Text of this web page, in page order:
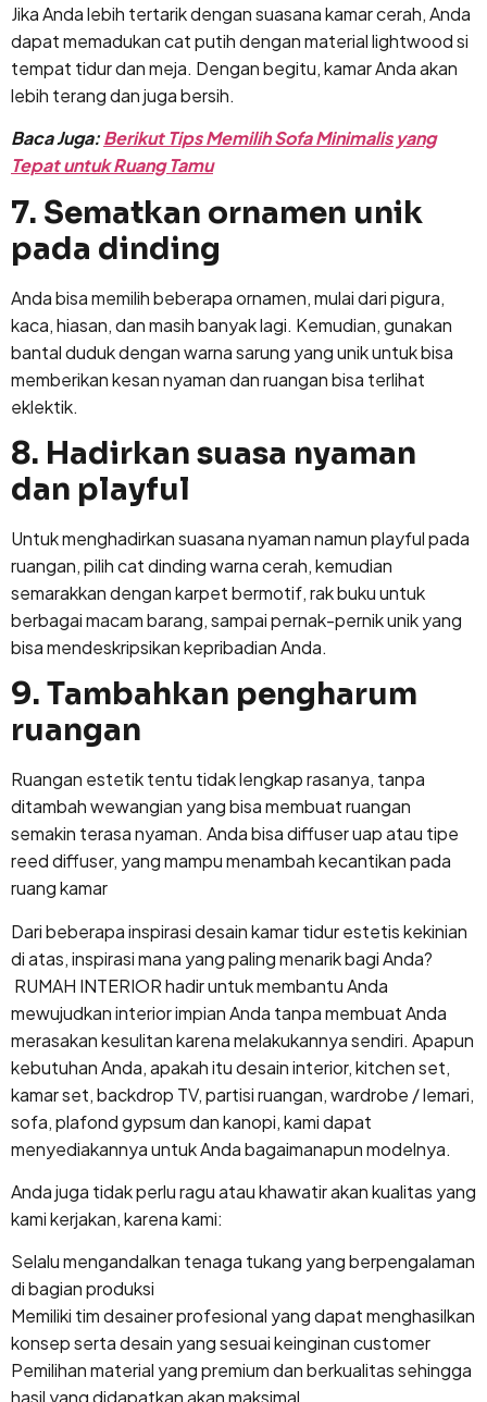
Jika Anda lebih tertarik dengan suasana kamar cerah, Anda
dapat memadukan cat putih dengan material lightwood si
tempat tidur dan meja. Dengan begitu, kamar Anda akan
lebih terang dan juga bersih.
Baca Juga:Berikut Tips Memilih Sofa Minimalis yang
Tepat untuk Ruang Tamu
7. Sematkan ornamen unik
pada dinding
Anda bisa memilih beberapa ornamen, mulai dari pigura,
kaca, hiasan, dan masih banyak lagi. Kemudian, gunakan
bantal duduk dengan warna sarung yang unik untuk bisa
memberikan kesan nyaman dan ruangan bisa terlihat
eklektik.
8. Hadirkan suasa nyaman
dan playful
Untuk menghadirkan suasana nyaman namun playful pada
ruangan, pilih cat dinding warna cerah, kemudian
semarakkan dengan karpet bermotif, rak buku untuk
berbagai macam barang, sampai pernak-pernik unik yang
bisa mendeskripsikan kepribadian Anda.
9. Tambahkan pengharum
ruangan
Ruangan estetik tentu tidak lengkap rasanya, tanpa
ditambah wewangian yang bisa membuat ruangan
semakin terasa nyaman. Anda bisa diffuser uap atau tipe
reed diffuser, yang mampu menambah kecantikan pada
ruang kamar
Dari beberapa inspirasi desain kamar tidur estetis kekinian
di atas, inspirasi mana yang paling menarik bagi Anda?
RUMAH INTERIOR hadir untuk membantu Anda
mewujudkan interior impian Anda tanpa membuat Anda
merasakan kesulitan karena melakukannya sendiri. Apapun
kebutuhan Anda, apakah itu desain interior, kitchen set,
kamar set, backdrop TV, partisi ruangan, wardrobe / lemari,
sofa, plafond gypsum dan kanopi, kami dapat
menyediakannya untuk Anda bagaimanapun modelnya.
Anda juga tidak perlu ragu atau khawatir akan kualitas yang
kami kerjakan, karena kami:
Selalu mengandalkan tenaga tukang yang berpengalaman
di bagian produksi
Memiliki tim desainer profesional yang dapat menghasilkan
konsep serta desain yang sesuai keinginan customer
Pemilihan material yang premium dan berkualitas sehingga